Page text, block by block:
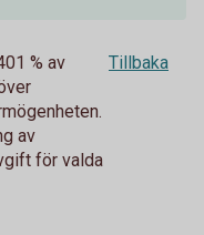
% av
av
för valda
Tillbaka